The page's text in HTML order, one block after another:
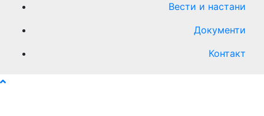
Вести и настани
Документи
Контакт